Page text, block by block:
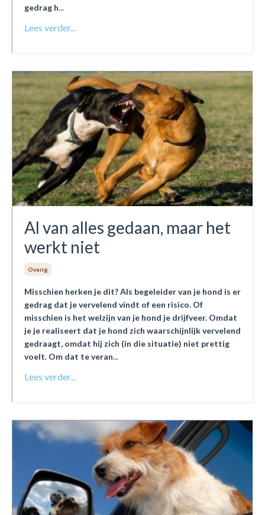
gedrag h...
Lees verder...
Al van alles gedaan, maar het
werkt niet
Overig
Misschien herken je dit? Als begeleider van je hond is er
gedrag dat je vervelend vindt of een risico. Of
misschien is het welzijn van je hond je drijfveer. Omdat
je je realiseert dat je hond zich waarschijnlijk vervelend
gedraagt, omdat hij zich (in die situatie) niet prettig
voelt. Om dat te veran...
Lees verder...